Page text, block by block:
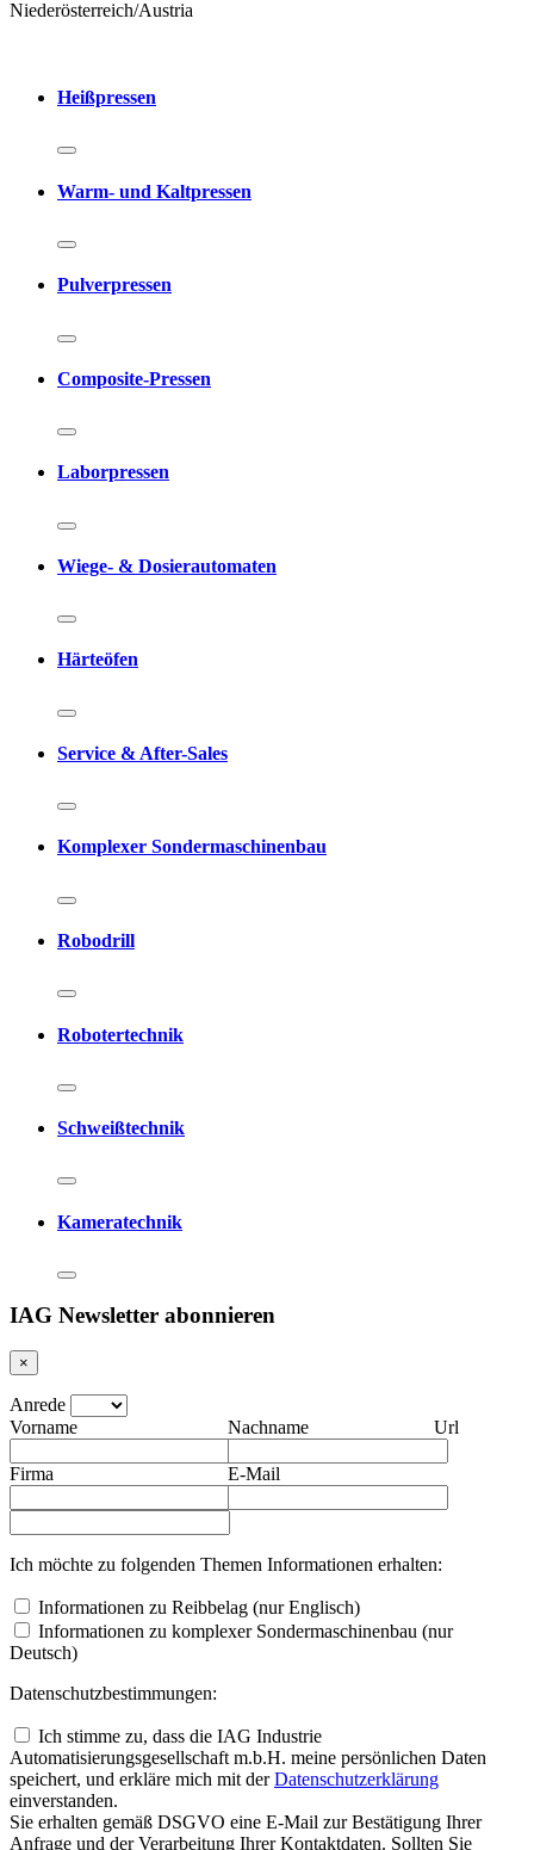
Niederösterreich/Austria
Heißpressen
Warm- und Kaltpressen
Pulverpressen
Composite-Pressen
Laborpressen
Wiege- & Dosierautomaten
Härteöfen
Service & After-Sales
Komplexer Sondermaschinenbau
Robodrill
Robotertechnik
Schweißtechnik
Kameratechnik
IAG Newsletter abonnieren
×
Anrede
Vorname
Nachname
Firma E-Mail
Url
Ich möchte zu folgenden Themen Informationen erhalten:
Informationen zu Reibbelag (nur Englisch)
Informationen zu komplexer Sondermaschinenbau (nur
Deutsch)
Datenschutzbestimmungen:
Ich stimme zu, dass die IAG Industrie
Automatisierungsgesellschaft m.b.H. meine persönlichen Daten
speichert, und erkläre mich mit derDaten­schutz­erklärung
einverstanden.
Sie erhalten gemäß DSGVO eine E-Mail zur Bestätigung Ihrer
Anfrage und der Verarbeitung Ihrer Kontaktdaten. Sollten Sie